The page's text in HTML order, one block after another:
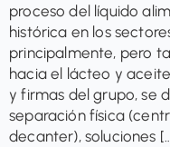
proceso del líquido
histórica en los
principalmente, pero
hacia el lácteo y
y firmas del grupo, se
separación física
decanter), soluciones